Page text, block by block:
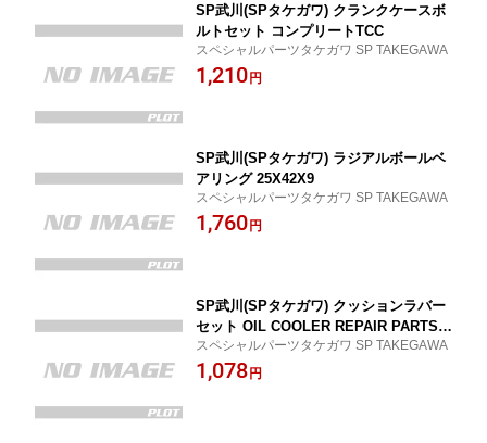
SP武川(SPタケガワ) クランクケースボ
ルトセット コンプリートTCC
スペシャルパーツタケガワ SP TAKEGAWA
1,210円
SP武川(SPタケガワ) ラジアルボールベ
アリング 25X42X9
スペシャルパーツタケガワ SP TAKEGAWA
1,760円
SP武川(SPタケガワ) クッションラバー
セット OIL COOLER REPAIR PARTS
オイルクーラー リペア パーツ
スペシャルパーツタケガワ SP TAKEGAWA
1,078円